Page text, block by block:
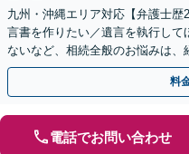
九州・沖縄エリア対応【弁護士
言書を作りたい／遺言を執行し
ないなど、相続全般のお悩みは
な問題も粘り強く対応し、解決に
料
電話でお問い合わせ